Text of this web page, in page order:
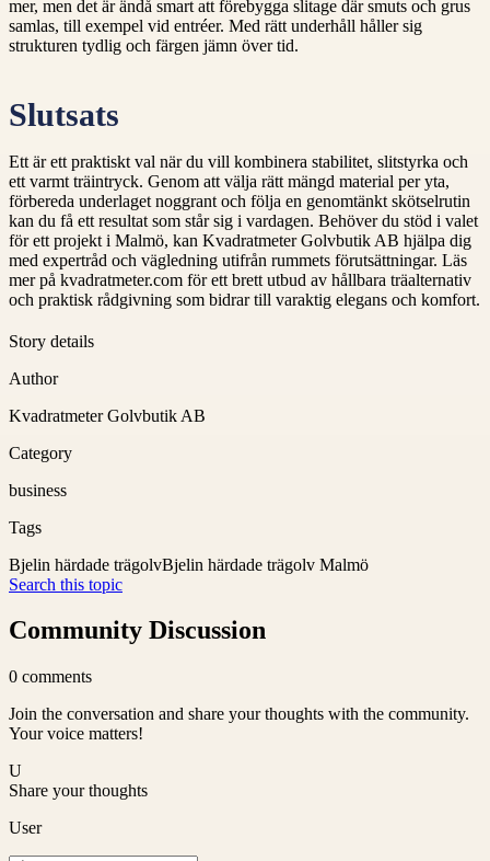
mer, men det är ändå smart att förebygga slitage där smuts och grus
samlas, till exempel vid entréer. Med rätt underhåll håller sig
strukturen tydlig och färgen jämn över tid.
Slutsats
Ett är ett praktiskt val när du vill kombinera stabilitet, slitstyrka och
ett varmt träintryck. Genom att välja rätt mängd material per yta,
förbereda underlaget noggrant och följa en genomtänkt skötselrutin
kan du få ett resultat som står sig i vardagen. Behöver du stöd i valet
för ett projekt i Malmö, kan Kvadratmeter Golvbutik AB hjälpa dig
med expertråd och vägledning utifrån rummets förutsättningar. Läs
mer på kvadratmeter.com för ett brett utbud av hållbara träalternativ
och praktisk rådgivning som bidrar till varaktig elegans och komfort.
Story details
Author
Kvadratmeter Golvbutik AB
Category
business
Tags
Bjelin härdade trägolvBjelin härdade trägolv Malmö
Search this topic
Community Discussion
0 comments
Join the conversation and share your thoughts with the community.
Your voice matters!
U
Share your thoughts
User